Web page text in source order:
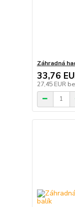
Záhradná
33,76
27,45 EUR